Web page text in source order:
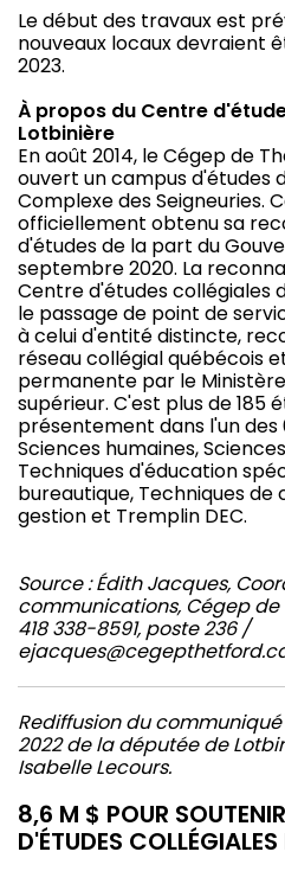
Le début des travaux est
nouveaux locaux devraient
2023.
À propos du Centre
Lotbinière
En août 2014, le Cégep de
ouvert un campus d'études
Complexe des Seigneuries.
officiellement obtenu sa
d'études de la part du
septembre 2020. La
Centre d'études collégiales
le passage de point de
à celui d'entité distincte,
réseau collégial québécois
permanente par le
supérieur. C'est plus de 185
présentement dans l'un
Sciences humaines,
Techniques d'éducation
bureautique, Techniques
gestion et Tremplin DEC.
Source : Édith Jacques,
communications, Cégep de
418 338-8591, poste 236 /
Rediffusion du communiqué
2022 de la députée de
Isabelle Lecours.
8,6 M $ POUR
D'ÉTUDES